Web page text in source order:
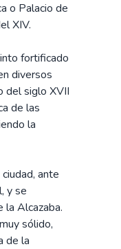
o Palacio de
XIV.
fortificado
diversos
del siglo XVII
de las
la
ante
y se
la Alcazaba.
sólido,
de la